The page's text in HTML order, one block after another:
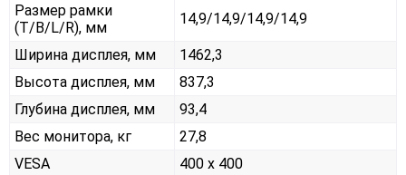
Размер рамки
(T/B/L/R), мм
14,9/14,9/14,9/14,9
Ширина дисплея, мм
1462,3
Высота дисплея, мм
837,3
Глубина дисплея, мм
93,4
Вес монитора, кг
27,8
VESA
400 x 400